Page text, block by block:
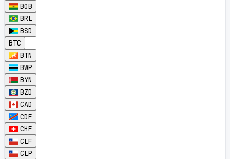
BOB
BRL
BSD
BTC
BTN
BWP
BYN
BZD
CAD
CDF
CHF
CLF
CLP